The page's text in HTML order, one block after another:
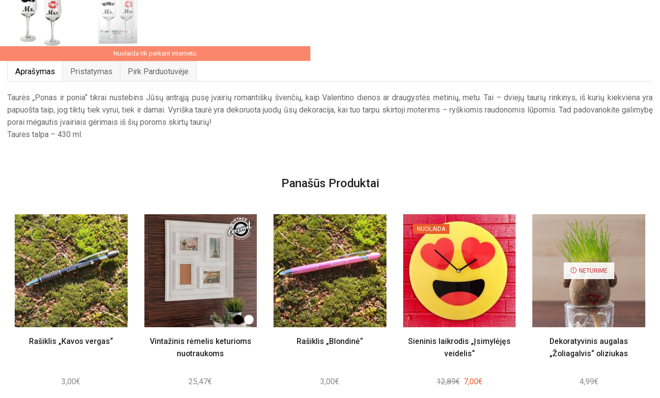
Nuolaida tik perkant internetu
Aprašymas Pristatymas Pirk Parduotuvėje
Taurės „Ponas ir ponia“ tikrai nustebins Jūsų antrąją pusę įvairių romantiškų švenčių, kaip Valentino dienos ar draugystės metinių, metu. Tai – dviejų taurių rinkinys, iš kurių kiekviena yra
papuošta taip, jog tiktų tiek vyrui, tiek ir damai. Vyriška taurė yra dekoruota juodų ūsų dekoracija, kai tuo tarpu skirtoji moterims – ryškiomis raudonomis lūpomis. Tad padovanokite galimybę
porai mėgautis įvairiais gėrimais iš šių poroms skirtų taurių!
Taurės talpa – 430 ml.
Panašūs Produktai
Rašiklis „Kavos vergas“
3,00€
Vintažinis rėmelis keturioms
nuotraukoms
25,47€
Rašiklis „Blondinė“
3,00€
NUOLAIDA
Sieninis laikrodis „Įsimylėjęs
veidelis“
12,89€ Original
7,00€Current
NETURIME
Dekoratyvinis augalas
„Žoliagalvis“ oliziukas
4,99€